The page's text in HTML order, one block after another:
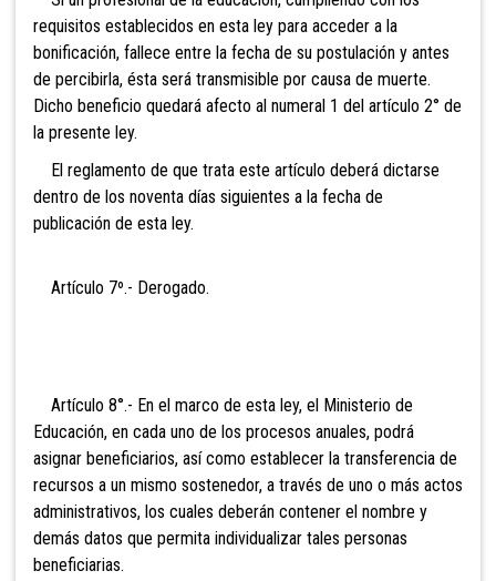
requisitos establecidos en esta ley para acceder a la
bonificación, fallece entre la fecha de su postulación y antes
de percibirla, ésta será transmisible por causa de muerte.
Dicho beneficio quedará afecto al numeral 1 del artículo 2° de
la presente ley.
El reglamento de que trata este artículo deberá dictarse
dentro de los noventa días siguientes a la fecha de
publicación de esta ley.
Artículo 7º.- Derogado.
Artículo 8°.- En el marco de esta ley, el Ministerio de
Educación, en cada uno de los procesos anuales, podrá
asignar beneficiarios, así como establecer la transferencia de
recursos a un mismo sostenedor, a través de uno o más actos
administrativos, los cuales deberán contener el nombre y
demás datos que permita individualizar tales personas
beneficiarias.